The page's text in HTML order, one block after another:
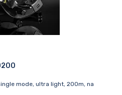
mode, ultra light, 200m, na